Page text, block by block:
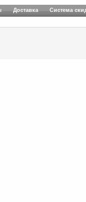
Доставка Система